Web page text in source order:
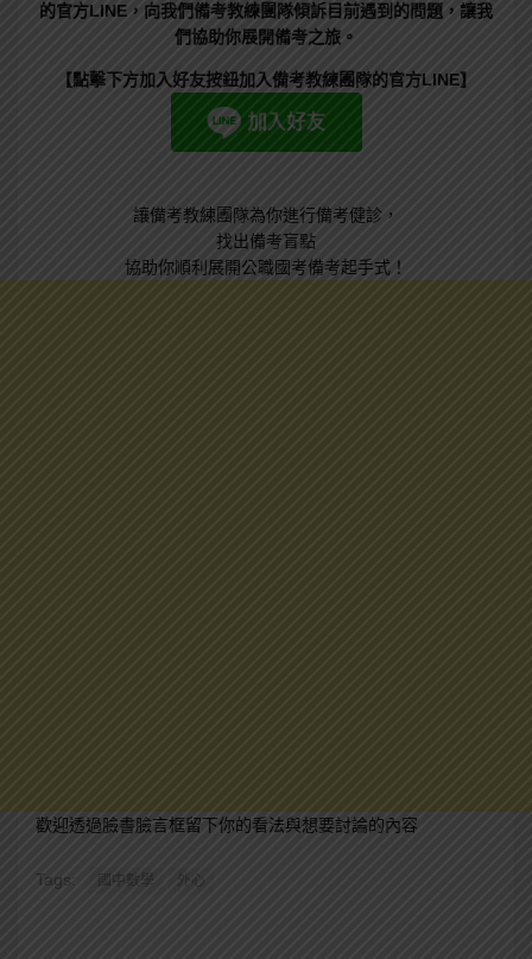
的官方LINE，向我們備考教練團隊傾訴目前遇到的問題，讓我
們協助你展開備考之旅。
【點擊下方加入好友按鈕加入備考教練團隊的官方LINE】
讓備考教練團隊為你進行備考健診，
找出備考盲點
協助你順利展開公職國考備考起手式！
歡迎透過臉書臉言框留下你的看法與想要討論的內容
Tags: 國中數學 外心